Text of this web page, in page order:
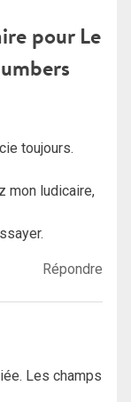
pour Le
toujours.
mon ludicaire,
Répondre
Les champs